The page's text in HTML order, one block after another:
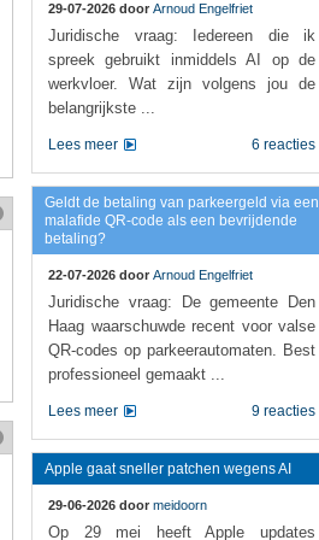
29-07-2026 door Arnoud Engelfriet
Juridische vraag: Iedereen die ik
spreek gebruikt inmiddels AI op de
werkvloer. Wat zijn volgens jou de
belangrijkste ...
6 reacties
Lees meer
Geldt de betaling van parkeergeld via een
malafide QR-code als een bevrijdende
betaling?
22-07-2026 door Arnoud Engelfriet
Juridische vraag: De gemeente Den
Haag waarschuwde recent voor valse
QR-codes op parkeerautomaten. Best
professioneel gemaakt ...
9 reacties
Lees meer
Apple gaat sneller patchen wegens AI
29-06-2026 door meidoorn
Op 29 mei heeft Apple updates